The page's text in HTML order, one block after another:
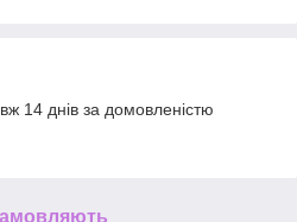
14 днів за домовленістю